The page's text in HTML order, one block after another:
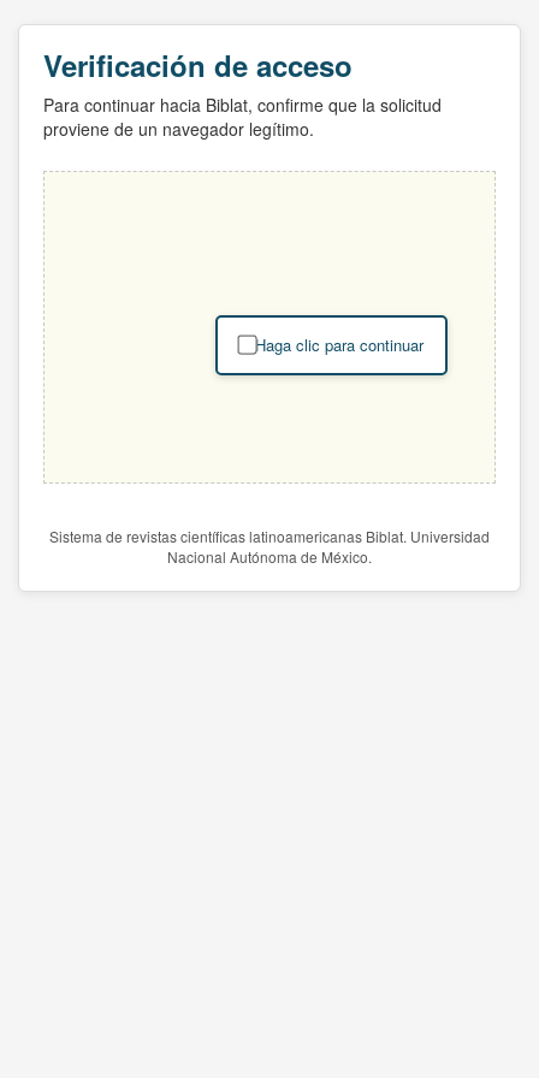
Verificación de acceso
Para continuar hacia Biblat, confirme que la solicitud
proviene de un navegador legítimo.
Haga clic para continuar
Sistema de revistas científicas latinoamericanas Biblat. Universidad
Nacional Autónoma de México.